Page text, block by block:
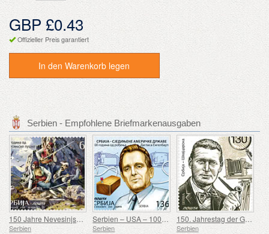
GBP £0.43
Offizieller Preis garantiert
In den Warenkorb legen
Serbien - Empfohlene Briefmarkenausgaben
150 Jahre Nevesinjska puška
Serbien
Serbien – USA – 100. Geburtstag von Douglas Engelbart
Serbien
150. Jahrestag der Geburt von Rodolphe Archibald Reiss
Serbien